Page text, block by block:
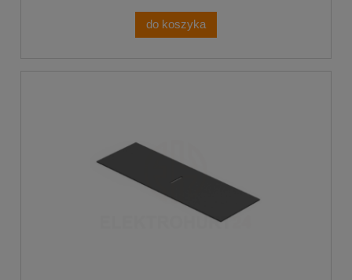
do koszyka